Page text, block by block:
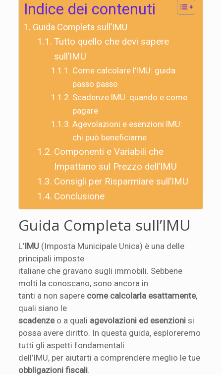
Indice dei contenuti
Guida Completa sull’IMU
Tutto quello che devi sapere
sull’IMU
Come calcolare l’IMU: guida
passo passo
Scadenze IMU: quando e come
pagare
Agevolazioni e esenzioni IMU:
chi può beneficiarne
Componenti e Variabili che
Impattano sul Prezzo dell’IMU
Consigli per Risparmiare sull’IMU
Conclusione
Guida Completa sull’IMU
L’IMU (Imposta Municipale Unica) è una delle
principali imposte
italiane che gravano sugli immobili. Sebbene
molti la conoscano, sono ancora in
tanti a non sapere come calcolarla esattamente,
quali siano le
scadenzeo a quali agevolazioni ed esenzioni si
possa avere diritto. In questa guida, esploreremo
tutti gli aspetti fondamentali
dell’IMU, per aiutarti a comprendere meglio le tue
obbligazioni fiscali.